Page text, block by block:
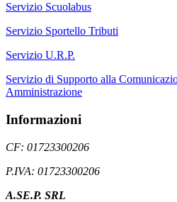
Servizio Scuolabus
Servizio Sportello Tributi
Servizio U.R.P.
Servizio di Supporto alla
Amministrazione
Informazioni
CF: 01723300206
P.IVA: 01723300206
A.SE.P. SRL